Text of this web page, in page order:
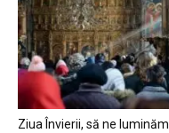
Ziua Învierii, să ne luminăm